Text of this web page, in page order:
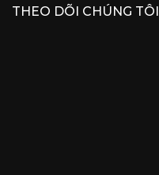
THEO DÕI CHÚNG TÔI